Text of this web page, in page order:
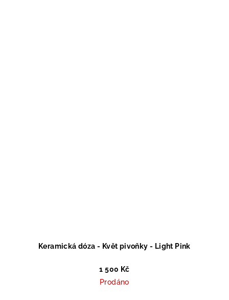
Keramická dóza - Květ pivoňky - Light Pink
1 500 Kč
Prodáno